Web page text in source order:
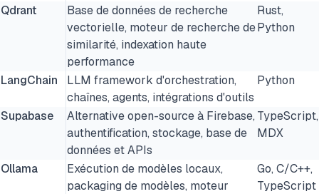
Qdrant
Base de données de recherche
vectorielle, moteur de recherche de
similarité, indexation haute
performance
Rust,
Python
LangChain
LLM framework d'orchestration,
chaînes, agents, intégrations d'outils
Python
Supabase
Alternative open-source à Firebase,
authentification, stockage, base de
données et APIs
TypeScript,
MDX
Ollama
Exécution de modèles locaux,
packaging de modèles, moteur
Go, C/C++,
TypeScript